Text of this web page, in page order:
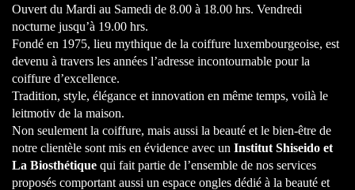
Ouvert du Mardi au Samedi de 8.00 à 18.00 hrs. Vendredi
nocturne jusqu’à 19.00 hrs. ​
Fondé en 1975, lieu mythique de la coiffure luxembourgeoise, est
devenu à travers les années l’adresse incontournable pour la
coiffure d’excellence.
Tradition, style, élégance et innovation en même temps, voilà le
leitmotiv de la maison. ​
Non seulement la coiffure, mais aussi la beauté et le bien-être de
notre clientèle sont mis en évidence avec un Institut Shiseido et
La Biosthétique qui fait partie de l’ensemble de nos services
proposés comportant aussi un espace ongles dédié à la beauté et